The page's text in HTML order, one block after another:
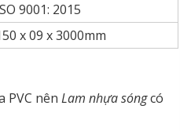
9001: 2015
x 09 x 3000mm
PVC nên Lam nhựa sóngcó